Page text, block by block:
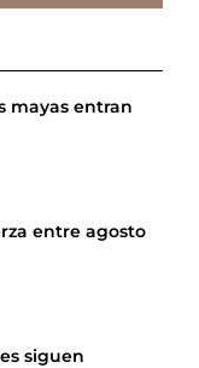
mayas entran
entre agosto
siguen